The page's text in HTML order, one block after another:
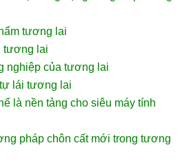
tương lai
tương lai
nghiệp của tương lai
lái tương lai
là nền tảng cho siêu máy tính
pháp chôn cất mới trong tương